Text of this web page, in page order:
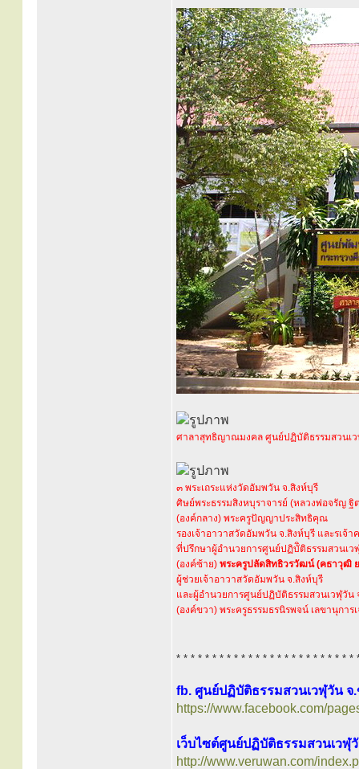
ศาลาสุทธิญาณมงคล ศูนย์ปฏิบัติธรรมสวนเ
๓ พระเถระแห่งวัดอัมพวัน จ.สิงห์บุรี
ศิษย์พระธรรมสิงหบุราจารย์ (หลวงพ่อจรัญ ฐิ
(องค์กลาง) พระครูปัญญาประสิทธิคุณ
รองเจ้าอาวาสวัดอัมพวัน จ.สิงห์บุรี และรเจ้
ที่ปรึกษาผู้อำนวยการศูนย์ปฏิบัิติธรรมสวนเว
(องค์ซ้าย) พระครูปลัดสิทธิวรวัฒน์ (คธาวุฒิ ย
ผู้ช่วยเจ้าอาวาสวัดอัมพวัน จ.สิงห์บุรี
และผู้อำนวยการศูนย์ปฏิบัติธรรมสวนเวฬุวัน
(องค์ขวา) พระครูธรรมธรนิรพจน์ เลขานุกา
* * * * * * * * * * * * * * * * * * * * * * * * *
fb. ศูนย์ปฏิบัติธรรมสวนเวฬุวัน
https://www.facebook.com/
เว็บไซต์ศูนย์ปฏิบัติธรรมสวนเวฬุ
http://www.veruwan.com/